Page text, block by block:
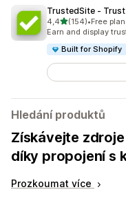
TrustedSite ‑
4,4z 5 hvězd
(154)
Celkový počet
•Free
Earn and display
Built for Shopify
Hledání produktů
Získávejte
díky propojení s
Prozkoumat více